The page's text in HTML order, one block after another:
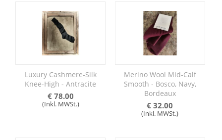
Luxury Cashmere-Silk
Knee-High - Antracite
€ 78.00
(Inkl. MWSt.)
Merino Wool Mid-Calf
Smooth - Bosco, Navy,
Bordeaux
€ 32.00
(Inkl. MWSt.)